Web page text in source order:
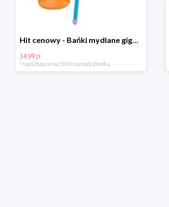
Hit cenowy - Bańki mydlane gigant lub płyn uzupełniający
14.99 zł
*najniższa cena z 30 dni przed obniżką